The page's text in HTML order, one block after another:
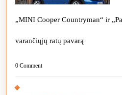
„MINI Cooper Countryman“ ir
varančiųjų ratų pavarą
0 Comment